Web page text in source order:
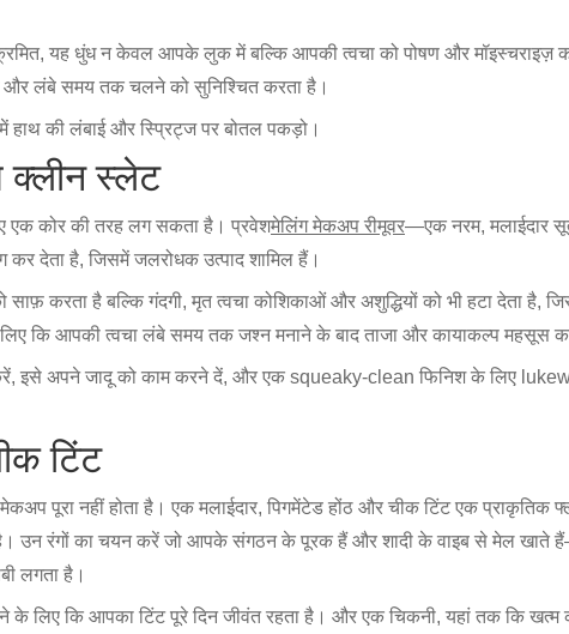
यह धुंध न केवल आपके लुक में बल्कि आपकी त्वचा को पोषण और मॉइस्चराइज़
और लंबे समय तक चलने को सुनिश्चित करता है।
हाथ की लंबाई और स्प्रिट्ज पर बोतल पकड़ो।
क्लीन स्लेट
एक कोर की तरह लग सकता है। प्रवेशमेलिंग मेकअप रीमूवर—एक नरम, मलाईदार
कर देता है, जिसमें जलरोधक उत्पाद शामिल हैं।
करता है बल्कि गंदगी, मृत त्वचा कोशिकाओं और अशुद्धियों को भी हटा देता है,
कि आपकी त्वचा लंबे समय तक जश्न मनाने के बाद ताजा और कायाकल्प महसूस
करें, इसे अपने जादू को काम करने दें, और एक squeaky-clean फिनिश के लिए
टिंट
पूरा नहीं होता है। एक मलाईदार, पिगमेंटेड होंठ और चीक टिंट एक प्राकृतिक
उन रंगों का चयन करें जो आपके संगठन के पूरक हैं और शादी के वाइब से मेल खाते
लगता है।
के लिए कि आपका टिंट पूरे दिन जीवंत रहता है। और एक चिकनी, यहां तक कि खत्म